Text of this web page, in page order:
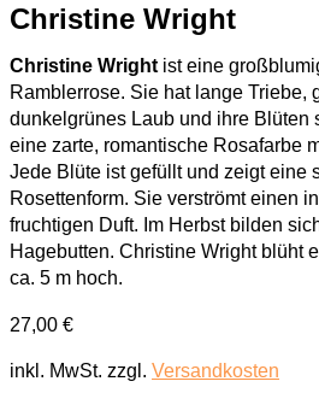
Christine Wright
Christine Wright ist eine
Ramblerrose. Sie hat lange Triebe,
dunkelgrünes Laub und ihre Blüten
eine zarte, romantische Rosafarbe
Jede Blüte ist gefüllt und zeigt eine
Rosettenform. Sie verströmt einen
fruchtigen Duft. Im Herbst bilden
Hagebutten. Christine Wright blüht
ca. 5 m hoch.
27,00 €
inkl. MwSt. zzgl. Versandkosten